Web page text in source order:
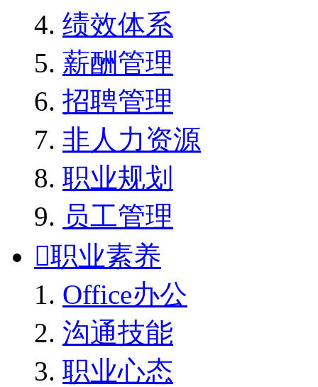
绩效体系
薪酬管理
招聘管理
非人力资源
职业规划
员工管理
职业素养
Office办公
沟通技能
职业心态